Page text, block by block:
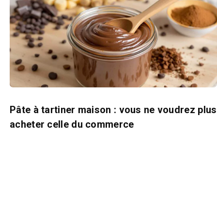
Pâte à tartiner maison : vous ne voudrez plus
acheter celle du commerce